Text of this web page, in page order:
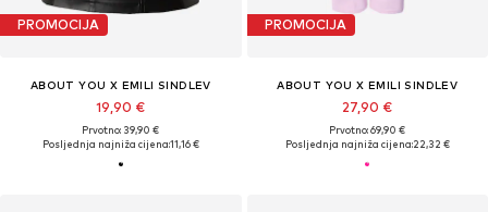
PROMOCIJA
ABOUT YOU X EMILI SINDLEV
19,90 €
Prvotno: 39,90 €
Posljednja najniža cijena:11,16 €
PROMOCIJA
ABOUT YOU X EMILI SINDLEV
27,90 €
Prvotno: 69,90 €
Posljednja najniža cijena:22,32 €